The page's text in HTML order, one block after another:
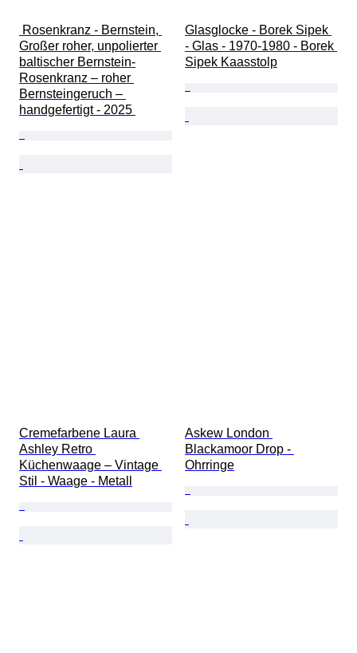
Großer roher, unpolierter
baltischer Bernstein-
Rosenkranz – roher
Bernsteingeruch –
handgefertigt - 2025
Glasglocke - Borek Sipek
- Glas - 1970-1980 - Borek
Sipek Kaasstolp
Cremefarbene Laura
Ashley Retro
Küchenwaage – Vintage
Stil - Waage - Metall
Askew London
Blackamoor Drop -
Ohrringe